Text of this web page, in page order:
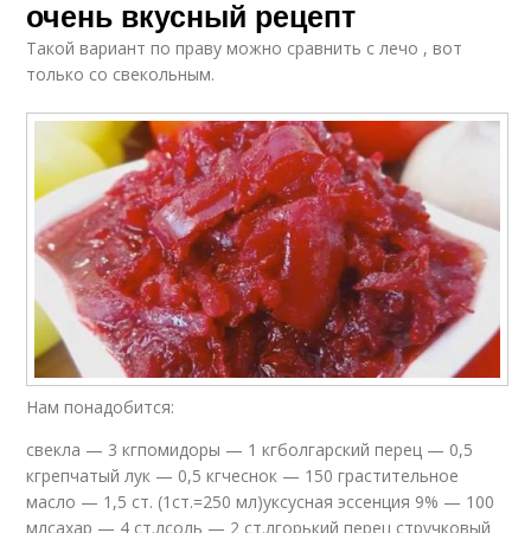
очень вкусный рецепт
Такой вариант по праву можно сравнить с лечо , вот
только со свекольным.
Нам понадобится:
свекла — 3 кгпомидоры — 1 кгболгарский перец — 0,5
кгрепчатый лук — 0,5 кгчеснок — 150 грастительное
масло — 1,5 ст. (1ст.=250 мл)уксусная эссенция 9% — 100
млсахар — 4 ст.лсоль — 2 ст.лгорький перец стручковый